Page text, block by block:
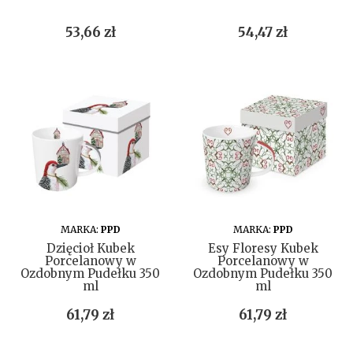
Cena
53,66 zł Cena
54,47 zł
DO KOSZYKA
MARKA: PPD
Dzięcioł Kubek
Porcelanowy w
Ozdobnym Pudełku 350
ml
Cena
61,79 zł
DO KOSZYKA
MARKA: PPD
Esy Floresy Kubek
Porcelanowy w
Ozdobnym Pudełku 350
ml
Cena
61,79 zł